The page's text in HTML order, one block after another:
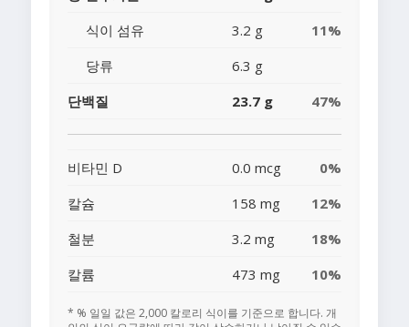
식이 섬유
3.2 g
11%
당류
6.3 g
단백질
23.7 g 47%
비타민 D 0.0 mcg
0%
칼슘
158 mg
12%
철분
3.2 mg
18%
칼륨
473 mg 10%
* % 일일 값은 2,000 칼로리 식이를 기준으로 합니다. 개